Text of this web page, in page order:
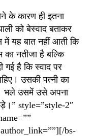
के कारण ही इतना
को बेस्वाद बताकर
यह बात नहीं आती कि
का नतीजा है बल्कि
गई है कि स्वाद पर
उसकी पत्नी का
भले उसमें उसे अपना
style=”style-2″
bs-